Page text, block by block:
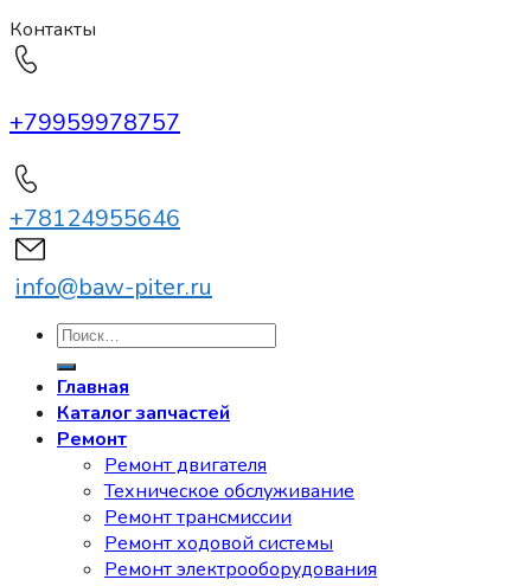
Контакты
+79959978757
+78124955646
info@baw-piter.ru
Искать:
Главная
Каталог запчастей
Ремонт
Ремонт двигателя
Техническое обслуживание
Ремонт трансмиссии
Ремонт ходовой системы
Ремонт электрооборудования